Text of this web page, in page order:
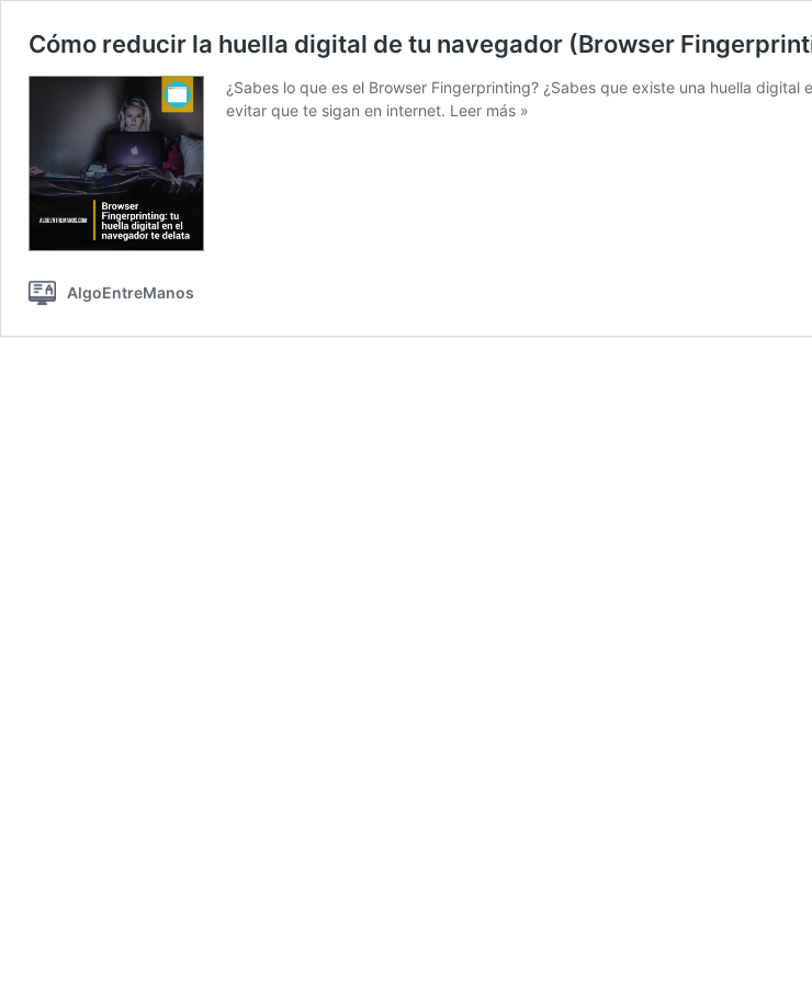
Cómo reducir la huella digital de tu navegador (Browser
¿Sabes lo que es el Browser Fingerprinting? ¿Sabes que existe una huella
evitar que te sigan en internet. Leer más »
AlgoEntreManos